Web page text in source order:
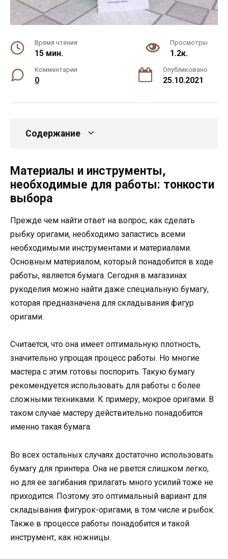
Время чтения
15 мин.
Просмотры
1.2к.
Комментарии
0
Опубликовано
25.10.2021
Содержание
Материалы и инструменты,
необходимые для работы: тонкости
выбора
Прежде чем найти ответ на вопрос, как сделать
рыбку оригами, необходимо запастись всеми
необходимыми инструментами и материалами.
Основным материалом, который понадобится в ходе
работы, является бумага. Сегодня в магазинах
рукоделия можно найти даже специальную бумагу,
которая предназначена для складывания фигур
оригами.
Считается, что она имеет оптимальную плотность,
значительно упрощая процесс работы. Но многие
мастера с этим готовы поспорить. Такую бумагу
рекомендуется использовать для работы с более
сложными техниками. К примеру, мокрое оригами. В
таком случае мастеру действительно понадобится
именно такая бумага.
Во всех остальных случаях достаточно использовать
бумагу для принтера. Она не рвется слишком легко,
но для ее загибания прилагать много усилий тоже не
приходится. Поэтому это оптимальный вариант для
складывания фигурок-оригами, в том числе и рыбок.
Также в процессе работы понадобится и такой
инструмент, как ножницы.